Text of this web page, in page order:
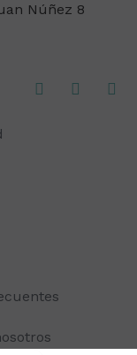
Núñez 8